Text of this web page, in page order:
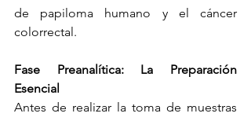
de papiloma humano y el cáncer
colorrectal.
Fase Preanalítica: La Preparación
Esencial
Antes de realizar la toma de muestras